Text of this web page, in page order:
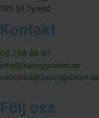
135 51 Tyresö
Kontakt
08 798 98 97
info@3abyggdelen.se
verkstad@3abyggdelen.se
Följ oss